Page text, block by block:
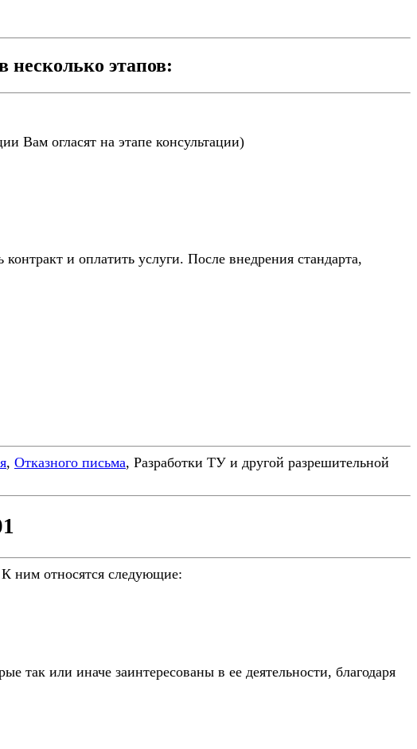
несколько этапов:
Вам огласят на этапе консультации)
и оплатить услуги. После внедрения стандарта,
, Отказного письма, Разработки ТУ и другой разрешительной
ним относятся следующие:
так или иначе заинтересованы в ее деятельности, благодаря